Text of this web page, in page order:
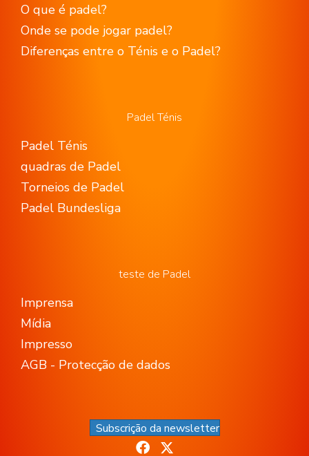
O que é padel?
Onde se pode jogar padel?
Diferenças entre o Ténis e o Padel?
Padel Ténis
Padel Ténis
quadras de Padel
Torneios de Padel
Padel Bundesliga
teste de Padel
Imprensa
Mídia
Impresso
AGB - Protecção de dados
Subscrição da newsletter